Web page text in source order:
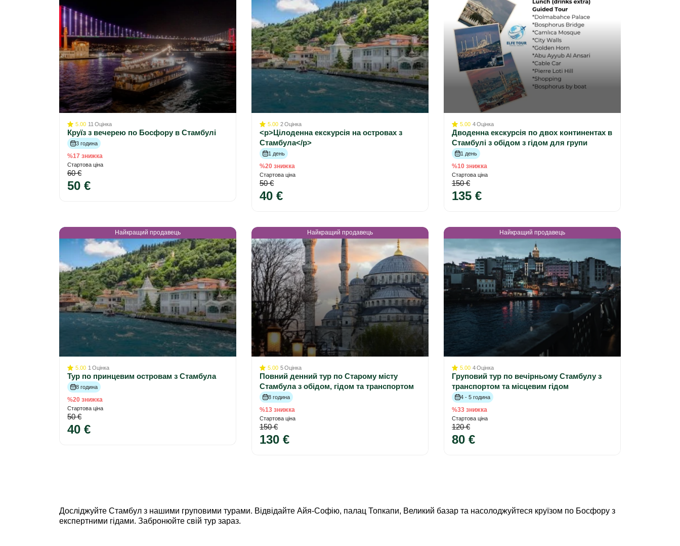
5.00 11 Оцінка
Круїз з вечерею по Босфору в Стамбулі
3 година
%17 знижка
Стартова ціна
60 €
50 €
5.00 2Оцінка
<p>Цілоденна екскурсія на островах з
Стамбула</p>
1 день
%20 знижка
Стартова ціна
50 €
40 €
5.00 4Оцінка
Дводенна екскурсія по двох континентах в
Стамбулі з обідом з гідом для групи
1 день
%10 знижка
Стартова ціна
150 €
135 €
Найкращий продавець
5.00 1 Оцінка
Тур по принцевим островам з Стамбула
8 година
%20 знижка
Стартова ціна
50 €
40 €
Найкращий продавець
5.00 5Оцінка
Повний денний тур по Старому місту
Стамбула з обідом, гідом та транспортом
8 година
%13 знижка
Стартова ціна
150 €
130 €
Найкращий продавець
5.00 4Оцінка
Груповий тур по вечірньому Стамбулу з
транспортом та місцевим гідом
4 - 5 година
%33 знижка
Стартова ціна
120 €
80 €
Досліджуйте Стамбул з нашими груповими турами. Відвідайте Айя-Софію, палац Топкапи, Великий базар та насолоджуйтеся круїзом по Босфору з
експертними гідами. Забронюйте свій тур зараз.